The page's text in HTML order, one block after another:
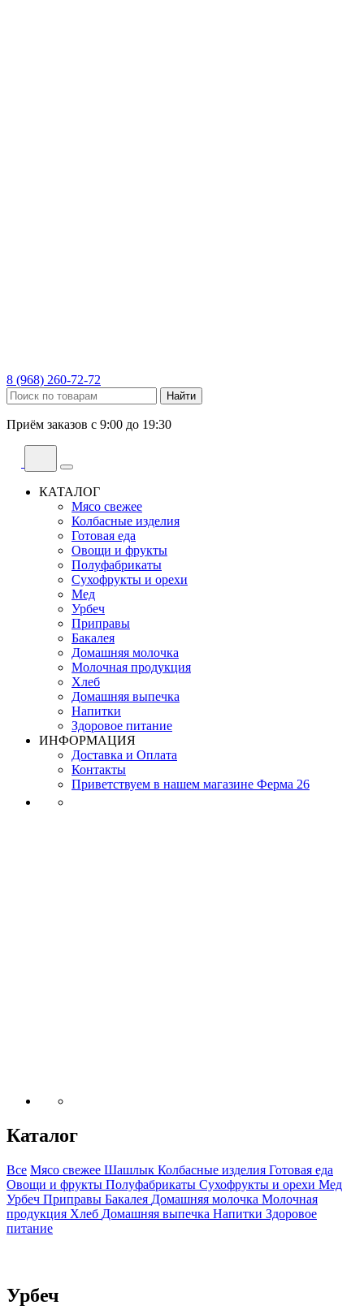
8 (968) 260-72-72
Найти
Приём заказов с 9:00 до 19:30
КАТАЛОГ
Мясо свежее
Колбасные изделия
Готовая еда
Овощи и фрукты
Полуфабрикаты
Сухофрукты и орехи
Мед
Урбеч
Приправы
Бакалея
Домашняя молочка
Молочная продукция
Хлеб
Домашняя выпечка
Напитки
Здоровое питание
ИНФОРМАЦИЯ
Доставка и Оплата
Контакты
Приветствуем в нашем магазине Ферма 26
Каталог
Все Мясо свежее Шашлык Колбасные изделия Готовая еда
Овощи и фрукты Полуфабрикаты Сухофрукты и орехи Мед
Урбеч Приправы Бакалея Домашняя молочка Молочная
продукция Хлеб Домашняя выпечка Напитки Здоровое
питание
Урбеч